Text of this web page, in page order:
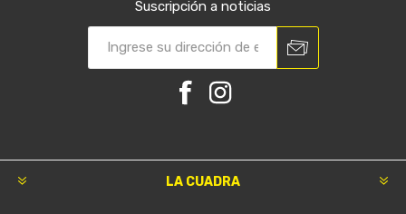
Suscripción a noticias
LA CUADRA